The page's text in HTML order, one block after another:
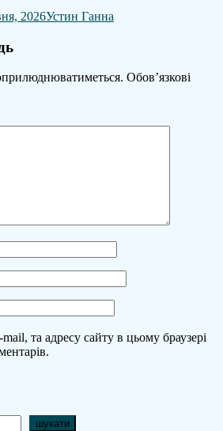
2026Устин Ганна
Обов’язкові
та адресу сайту в цьому браузері
шукати